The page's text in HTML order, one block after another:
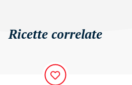
Ricette correlate